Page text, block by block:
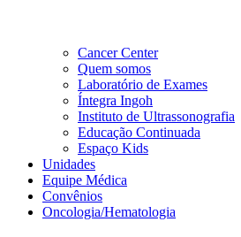
Cancer Center
Quem somos
Laboratório de Exames
Íntegra Ingoh
Instituto de Ultrassonografia
Educação Continuada
Espaço Kids
Unidades
Equipe Médica
Convênios
Oncologia/Hematologia